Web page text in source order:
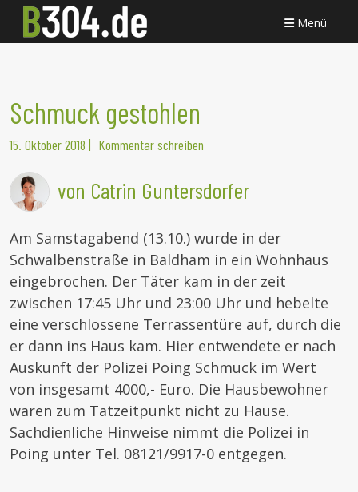
Menü
Schmuck gestohlen
15. Oktober 2018 | Kommentar schreiben
von Catrin Guntersdorfer
Am Samstagabend (13.10.) wurde in der
Schwalbenstraße in Baldham in ein Wohnhaus
eingebrochen. Der Täter kam in der zeit
zwischen 17:45 Uhr und 23:00 Uhr und hebelte
eine verschlossene Terrassentüre auf, durch die
er dann ins Haus kam. Hier entwendete er nach
Auskunft der Polizei Poing Schmuck im Wert
von insgesamt 4000,- Euro. Die Hausbewohner
waren zum Tatzeitpunkt nicht zu Hause.
Sachdienliche Hinweise nimmt die Polizei in
Poing unter Tel. 08121/9917-0 entgegen.